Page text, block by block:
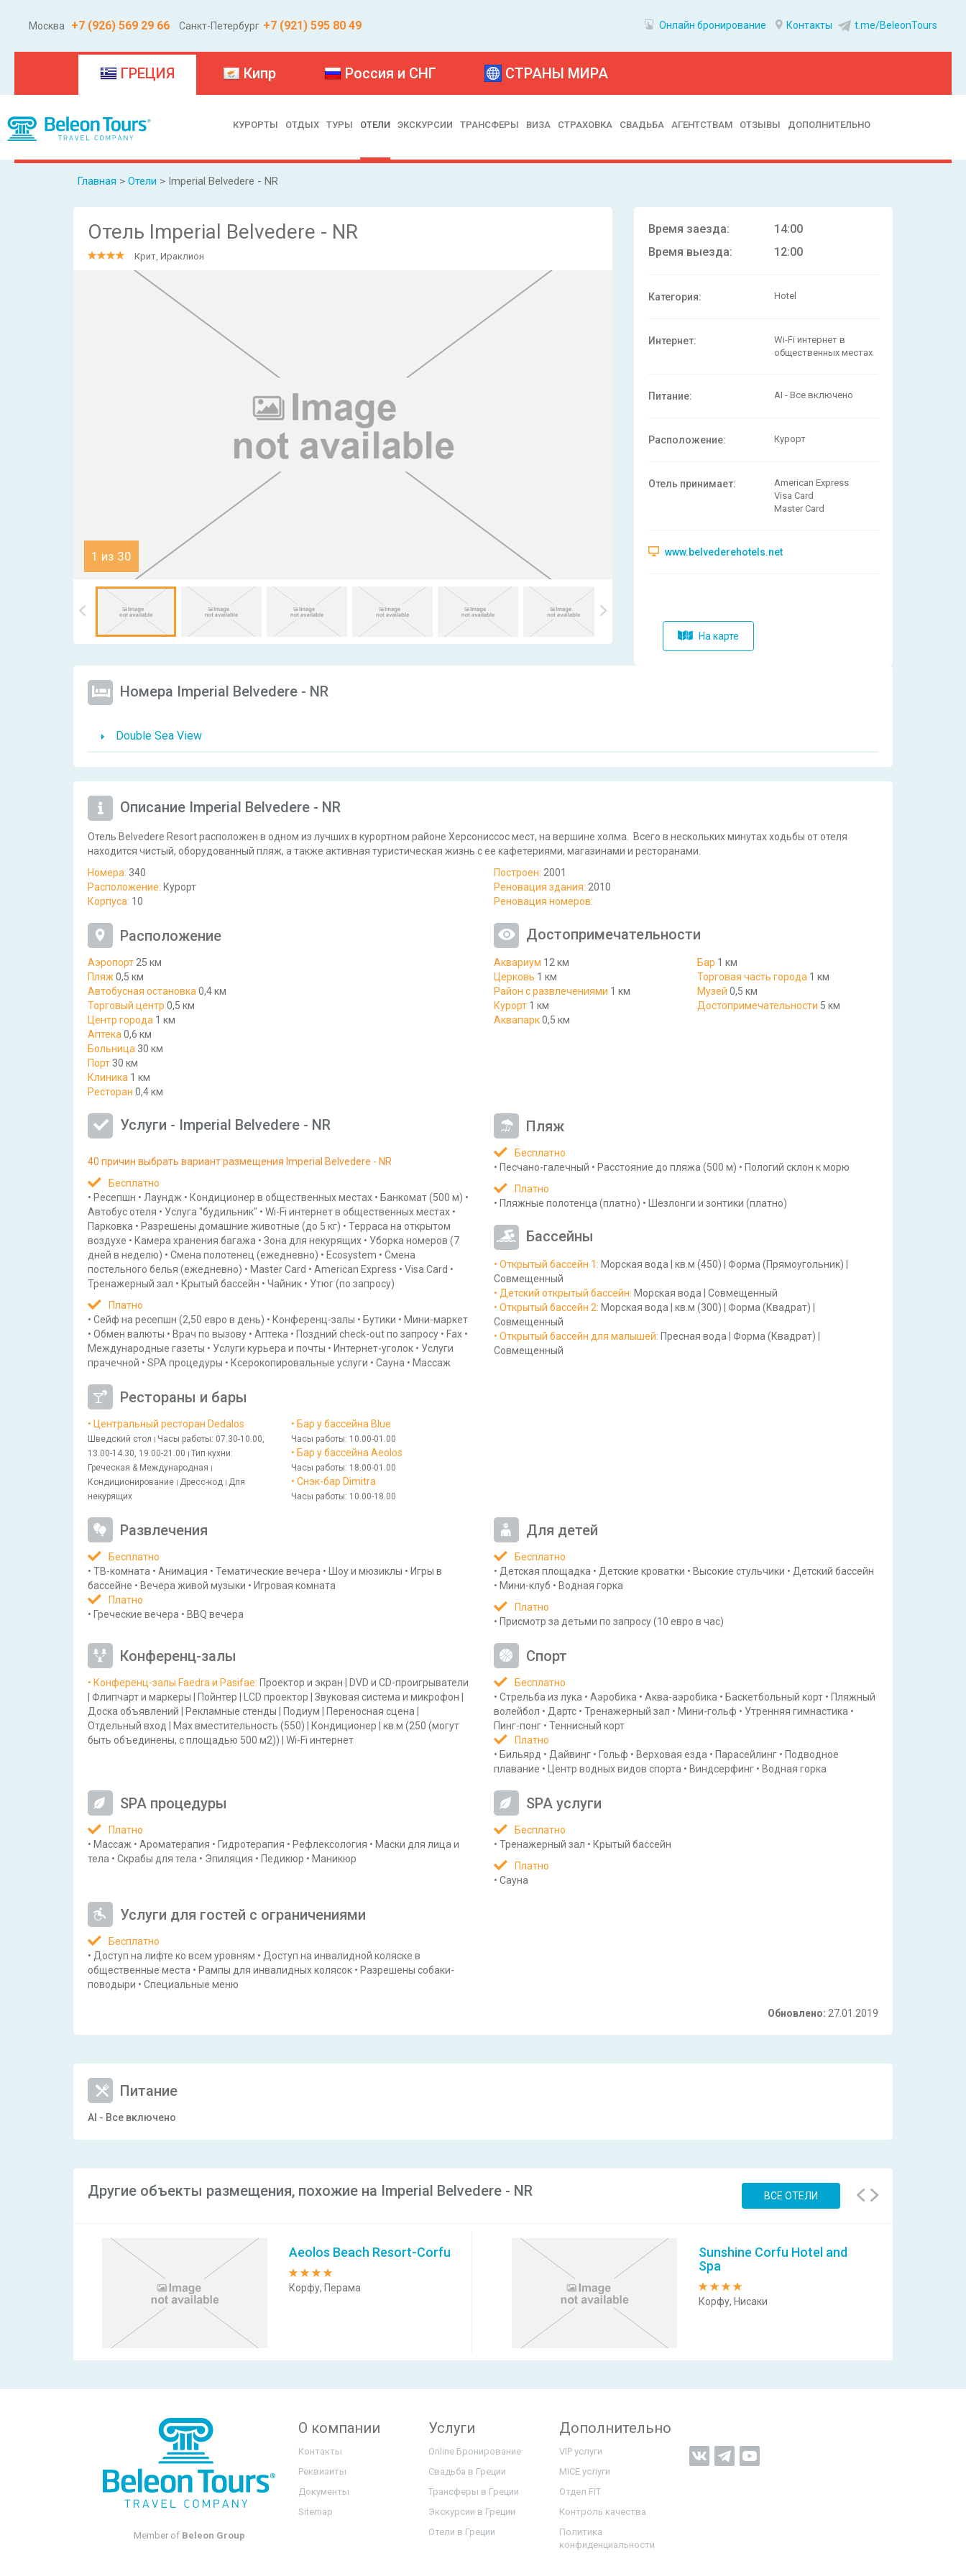
Москва +7 (926) 569 29 66 Санкт-Петербург +7 (921) 595 80 49 Онлайн бронирование Контакты t.me/BeleonTours
ГРЕЦИЯ(current) Кипр Россия и СНГ СТРАНЫ МИРА
КУРОРТЫ ОТДЫХ ТУРЫ ОТЕЛИ ЭКСКУРСИИ ТРАНСФЕРЫ ВИЗА СТРАХОВКА СВАДЬБА АГЕНТСТВАМ ОТЗЫВЫ ДОПОЛНИТЕЛЬНО
Главная > Отели > Imperial Belvedere - NR
Отель Imperial Belvedere - NR
Крит, Ираклион
1 из 30
Время заезда:
14:00
Время выезда:
12:00
Категория: Hotel
Интернет:
Wi-Fi интернет в
общественных местах
Питание: AI - Все включено
Расположениe: Курорт
Отель принимает:
American Express
Visa Card
Master Card
www.belvederehotels.net
На карте
Номера Imperial Belvedere - NR
Double Sea View
Описание Imperial Belvedere - NR
Отель Belvedere Resort расположен в одном из лучших в курортном районе Херсониссос мест, на вершине холма. Всего в нескольких минутах ходьбы от отеля
находится чистый, оборудованный пляж, а также активная туристическая жизнь с ее кафетериями, магазинами и ресторанами.
Номера: 340
Расположение: Курорт
Корпуса: 10
Построен: 2001
Реновация здания: 2010
Реновация номеров:
Расположение
Аэропорт 25 км
Пляж 0,5 км
Автобусная остановка 0,4 км
Торговый центр 0,5 км
Центр города 1 км
Аптека 0,6 км
Больница 30 км
Порт 30 км
Клиника 1 км
Ресторан 0,4 км
Достопримечательности
Аквариум 12 км Бар 1 км
Церковь 1 км Торговая часть города 1 км
Район c развлечениями 1 км Музей 0,5 км
Курорт 1 км Достопримечательности 5 км
Аквапарк0,5 км
Услуги - Imperial Belvedere - NR
40 причин выбрать вариант размещения Imperial Belvedere - NR
Бесплатно
• Ресепшн • Лаундж • Кондиционер в общественных местах • Банкомат(500 м) •
Автобус отеля • Услуга "будильник" • Wi-Fi интернет в общественных местах •
Парковка • Разрешены домашние животные (до 5 кг) • Терраса на открытом
воздухе • Камера хранения багажа • Зона для некурящих • Уборка номеров (7
дней в неделю) • Смена полотенец (ежедневно) • Ecosystem • Смена
постельного белья (ежедневно) • Master Card • American Express • Visa Card •
Тренажерный зал • Крытый бассейн • Чайник • Утюг(по запросу)
Платно
• Сейф на ресепшн (2,50 евро в день) • Конференц-залы • Бутики • Мини-маркет
• Обмен валюты • Врач по вызову • Аптека • Поздний check-out по запросу • Fax •
Международные газеты • Услуги курьера и почты • Интернет-уголок • Услуги
прачечной • SPA процедуры • Ксерокопировальные услуги • Сауна • Массаж
Пляж
Бесплатно
• Песчано-галечный • Расстояние до пляжа (500 м) • Пологий склон к морю
Платно
• Пляжные полотенца (платно) • Шезлонги и зонтики (платно)
Бассейны
• Открытый бассейн 1: Морская вода кв.м (450) Форма (Прямоугольник)
Совмещенный
• Детский открытый бассейн: Морская вода
Совмещенный
• Открытый бассейн 2: Морская вода кв.м (300) Форма (Квадрат)
Совмещенный
• Открытый бассейн для малышей: Пресная вода Форма (Квадрат)
Совмещенный
Рестораны и бары
• Центральный ресторан Dedalos
Шведский стол Часы работы: 07.30-10.00,
13.00-14.30, 19.00-21.00
Тип кухни:
Греческая & Международная
Кондиционирование Дресс-код
Для
некурящих
• Бар у бассейна Blue
Часы работы: 10.00-01.00
• Бар у бассейна Aeolos
Часы работы: 18.00-01.00
• Снэк-бар Dimitra
Часы работы: 10.00-18.00
Развлечения
Бесплатно
• ТВ-комната • Анимация • Тематические вечера • Шоу и мюзиклы • Игры в
бассейне • Вечера живой музыки • Игровая комната
Платно
• Греческие вечера • BBQ вечера
Для детей
Бесплатно
• Детская площадка • Детские кроватки • Высокие стульчики • Детский бассейн
• Мини-клуб • Водная горка
Платно
• Присмотр за детьми по запросу(10 евро в час)
Конференц-залы
• Конференц-залы Faedra и Pasifae: Проектор и экран
DVD и CD-проигрыватели
Флипчарт и маркеры Пойнтер LCD проектор Звуковая система и микрофон
Доска объявлений
Рекламные стенды Подиум Переносная сцена
Отдельный вход
Max вместительность (550) Кондиционер кв.м (250 (могут
быть объединены, с площадью 500 м2))
Wi-Fi интернет
Спорт
Бесплатно
• Стрельба из лука • Аэробика • Аква-аэробика • Баскетбольный корт • Пляжный
волейбол • Дартс • Тренажерный зал • Мини-гольф • Утренняя гимнастика •
Пинг-понг • Теннисный корт
Платно
• Бильярд • Дайвинг • Гольф • Верховая езда • Парасейлинг • Подводное
плавание • Центр водных видов спорта • Виндсерфинг • Водная горка
SPA процедуры
Платно
• Массаж • Ароматерапия • Гидротерапия • Рефлексология • Маски для лица и
тела • Скрабы для тела • Эпиляция • Педикюр • Маникюр
SPA услуги
Бесплатно
• Тренажерный зал • Крытый бассейн
Платно
• Сауна
Услуги для гостей с ограничениями
Бесплатно
• Доступ на лифте ко всем уровням • Доступ на инвалидной коляске в
общественные места • Рампы для инвалидных колясок • Разрешены собаки-
поводыри • Специальные меню
Обновлено: 27.01.2019
Питание
AI - Все включено
Другие объекты размещения, похожие на Imperial Belvedere - NR ВСЕ ОТЕЛИ
Aeolos Beach Resort-Corfu
Корфу, Перама
Sunshine Corfu Hotel and
Spa
Корфу, Нисаки
Member of Beleon Group
О компании
Контакты
Реквизиты
Документы
Sitemap
Услуги
Online Бронирование
Свадьба в Греции
Трансферы в Греции
Экскурсии в Греции
Отели в Греции
Дополнительно
VIP услуги
MICE услуги
Отдел FIT
Контроль качества
Политика
конфиденциальности